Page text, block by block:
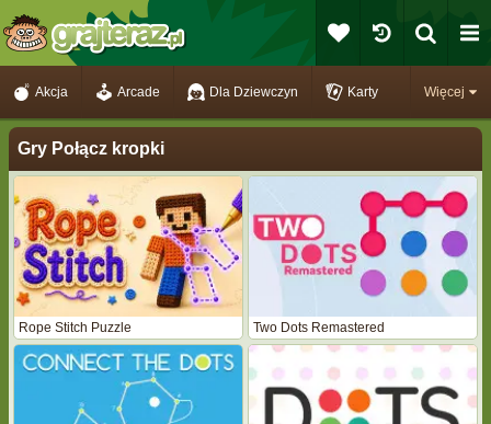
Więcej
Akcja Arcade Dla Dziewczyn Karty
Gry Połącz kropki
Rope Stitch Puzzle Two Dots Remastered